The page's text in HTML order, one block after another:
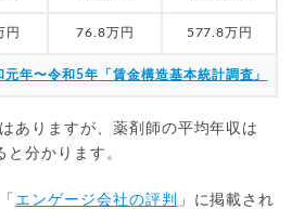
円 76.8万円 577.8万円
元年〜令和5年「賃金構造基本統計調査」
ありますが、薬剤師の平均年収は
分かります。
エンゲージ会社の評判
」に掲載され